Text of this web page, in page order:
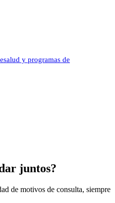
y programas de
juntos?
de motivos de consulta, siempre